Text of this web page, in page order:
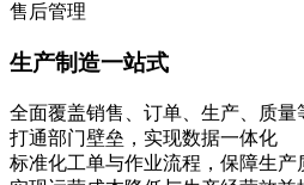
售后管理
生产制造一站式
全面覆盖销售、订单、生产、质量
打通部门壁垒，实现数据一体化
标准化工单与作业流程，保障生产